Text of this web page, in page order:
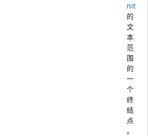
nit
的
文
本
范
围
的
一
个
终
结
点
。